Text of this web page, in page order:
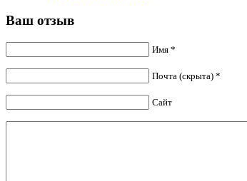
Ваш отзыв
Имя *
Почта (скрыта) *
Сайт